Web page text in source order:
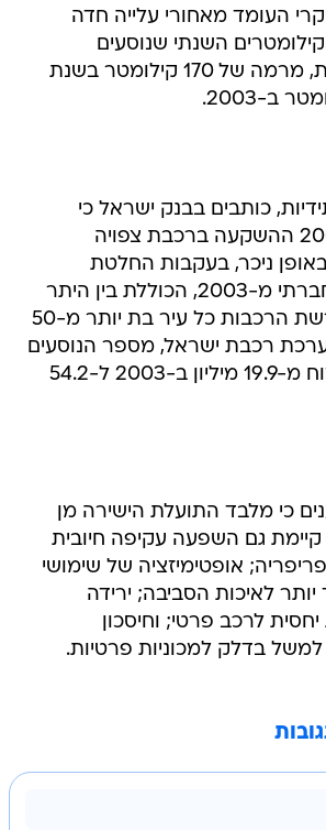
העומד מאחורי עלייה חדה
השנתי שנוסעים
הישראלים ברכבת, מרמה של 170 קילומטר בשנת
כותבים בבנק ישראל כי
בשנים 2004-2008 ההשקעה ברכבת צפויה
ניכר, בעקבות החלטת
הקבינט הכלכלי חברתי מ-2003, הכוללת בין היתר
החלטה לחבר לרשת הרכבות כל עיר בת יותר מ-50
רכבת ישראל, מספר הנוסעים
ברכבת צפוי לצמוח מ-19.9 מיליון ב-2003 ל-54.2
כי מלבד התועלת הישירה מן
גם השפעה עקיפה חיובית
אופטימיזציה של שימושי
לאיכות הסביבה; ירידה
לרכב פרטי; וחיסכון
בדלק למכוניות פרטיות.